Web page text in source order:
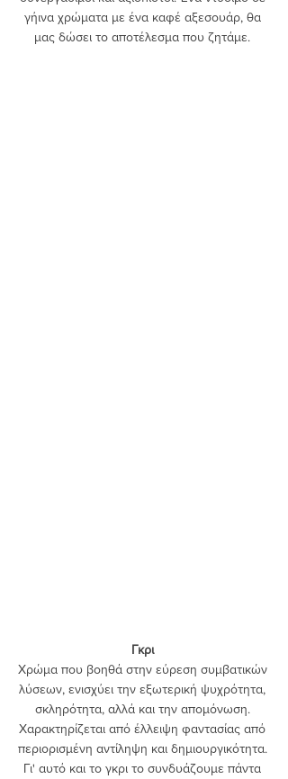
γήινα χρώματα με ένα καφέ αξεσουάρ, θα
μας δώσει το αποτέλεσμα που ζητάμε.
Γκρι
Χρώμα που βοηθά στην εύρεση συμβατικών
λύσεων, ενισχύει την εξωτερική ψυχρότητα,
σκληρότητα, αλλά και την απομόνωση.
Χαρακτηρίζεται από έλλειψη φαντασίας από
περιορισμένη αντίληψη και δημιουργικότητα.
Γι' αυτό και το γκρι το συνδυάζουμε πάντα